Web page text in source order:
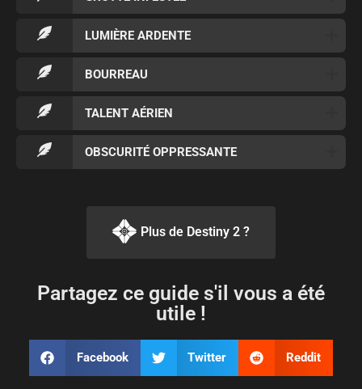
LUMIÈRE ARDENTE
BOURREAU
TALENT AÉRIEN
OBSCURITÉ OPPRESSANTE
Plus de Destiny 2 ?
Partagez ce guide s'il vous a été
utile !
Facebook Twitter Reddit